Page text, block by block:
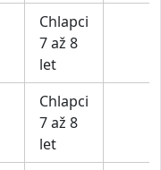
Chlapci
7 až 8
let
Chlapci
7 až 8
let